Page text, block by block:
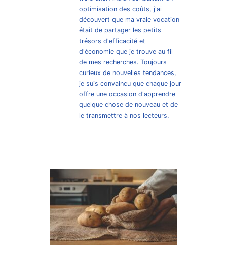
optimisation des coûts, j'ai
découvert que ma vraie vocation
était de partager les petits
trésors d'efficacité et
d'économie que je trouve au fil
de mes recherches. Toujours
curieux de nouvelles tendances,
je suis convaincu que chaque jour
offre une occasion d'apprendre
quelque chose de nouveau et de
le transmettre à nos lecteurs.